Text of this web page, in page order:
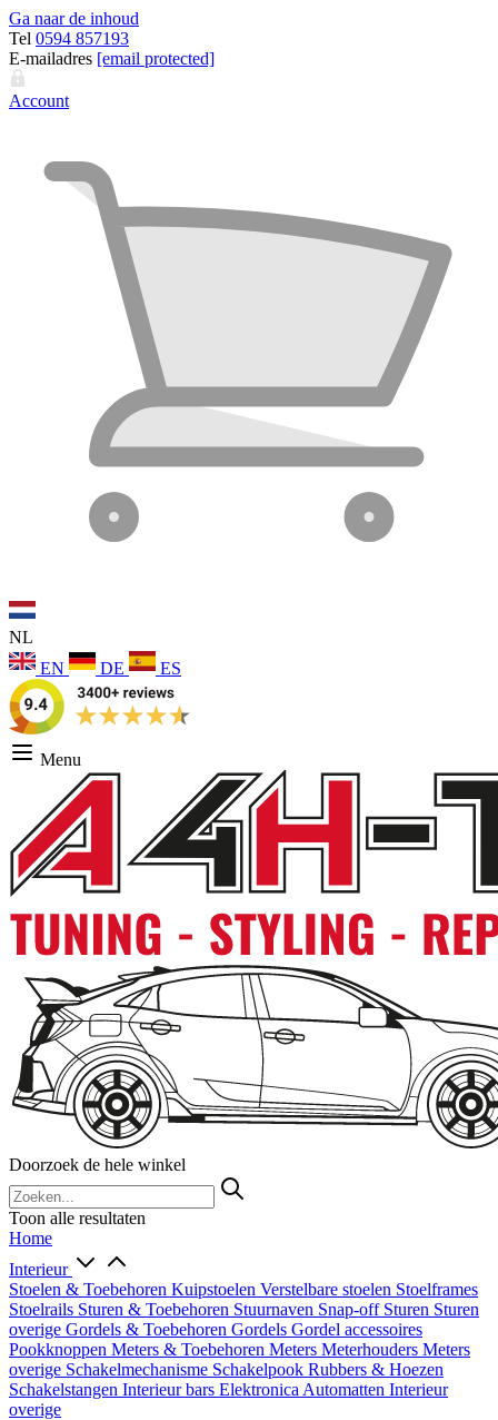
Ga naar de inhoud
Tel 0594 857193
E-mailadres [email protected]
Account
NL
EN
DE ES
Menu
Doorzoek de hele winkel
Toon alle resultaten
Home
Interieur
Stoelen & Toebehoren Kuipstoelen Verstelbare stoelen Stoelframes
Stoelrails Sturen & Toebehoren Stuurnaven Snap-off Sturen Sturen
overige Gordels & Toebehoren Gordels Gordel accessoires
Pookknoppen Meters & Toebehoren Meters Meterhouders Meters
overige Schakelmechanisme Schakelpook Rubbers & Hoezen
Schakelstangen Interieur bars Elektronica Automatten Interieur
overige